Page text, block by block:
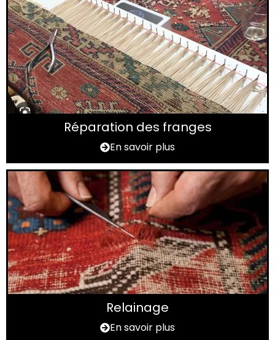
Réparation des franges
En savoir plus
Relainage
En savoir plus